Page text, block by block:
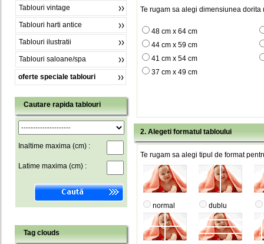
Tablouri vintage
Tablouri harti antice
Tablouri ilustratii
Tablouri saloane/spa
oferte speciale tablouri
Cautare rapida tablouri
Inaltime maxima (cm) :
Latime maxima (cm) :
Tag clouds
Te rugam sa alegi dimensiunea dorita
48 cm x 64 cm
44 cm x 59 cm
41 cm x 54 cm
37 cm x 49 cm
2. Alegeti formatul tabloului
Te rugam sa alegi tipul de format
normal dublu